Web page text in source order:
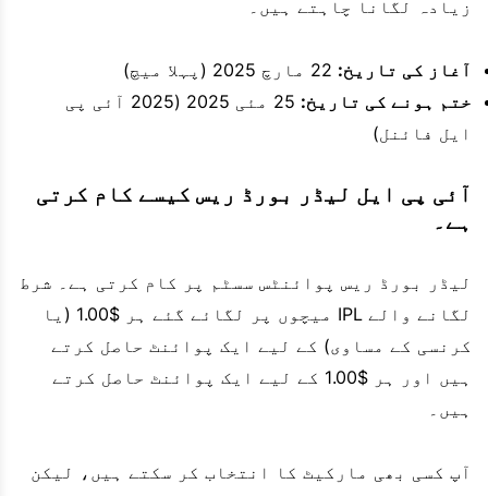
زیادہ لگانا چاہتے ہیں۔
آغاز کی تاریخ:
ختم ہونے کی تاریخ:
25 مئی 2025 (2025 آئی پی
ایل فائنل)
آئی پی ایل لیڈر بورڈ ریس کیسے کام کرتی
ہے۔
لیڈر بورڈ ریس پوائنٹس سسٹم پر کام کرتی ہے۔ شرط
لگانے والے IPL میچوں پر لگائے گئے ہر $1.00 (یا
کرنسی کے مساوی) کے لیے ایک پوائنٹ حاصل کرتے
ہیں اور ہر $1.00 کے لیے ایک پوائنٹ حاصل کرتے
ہیں۔
آپ کسی بھی مارکیٹ کا انتخاب کر سکتے ہیں، لیکن